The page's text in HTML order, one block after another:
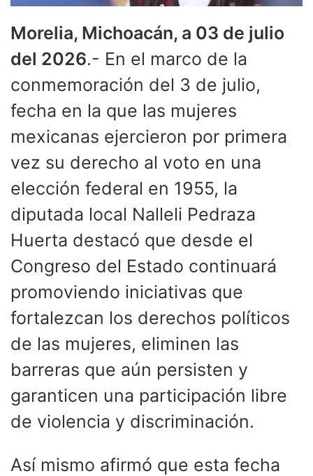
Morelia, Michoacán, a 03 de julio
del 2026.- En el marco de la
conmemoración del 3 de julio,
fecha en la que las mujeres
mexicanas ejercieron por primera
vez su derecho al voto en una
elección federal en 1955, la
diputada local Nalleli Pedraza
Huerta destacó que desde el
Congreso del Estado continuará
promoviendo iniciativas que
fortalezcan los derechos políticos
de las mujeres, eliminen las
barreras que aún persisten y
garanticen una participación libre
de violencia y discriminación.
Así mismo afirmó que esta fecha